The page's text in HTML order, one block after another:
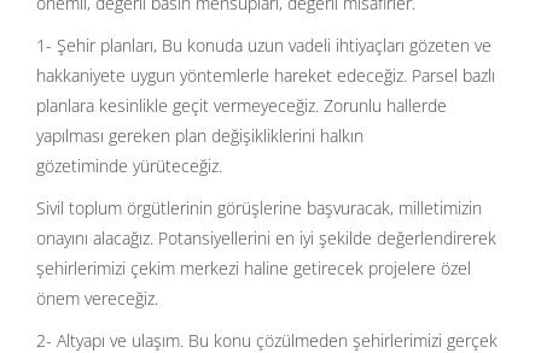
1- Şehir planları, Bu konuda uzun vadeli ihtiyaçları gözeten ve
hakkaniyete uygun yöntemlerle hareket edeceğiz. Parsel bazlı
planlara kesinlikle geçit vermeyeceğiz. Zorunlu hallerde
yapılması gereken plan değişikliklerini halkın
gözetiminde yürüteceğiz.
Sivil toplum örgütlerinin görüşlerine başvuracak, milletimizin
onayını alacağız. Potansiyellerini en iyi şekilde değerlendirerek
şehirlerimizi çekim merkezi haline getirecek projelere özel
önem vereceğiz.
2- Altyapı ve ulaşım. Bu konu çözülmeden şehirlerimizi gerçek